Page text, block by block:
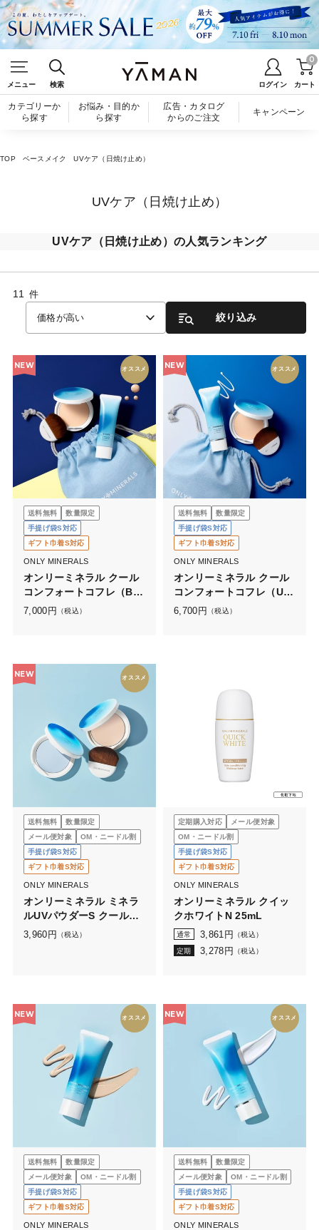
メニュー 検索 ログイン カート
0
カテゴリーか
ら探す
お悩み・目的か
ら探す
広告・カタログ
からのご注文
キャンペーン
TOP ベースメイク UVケア（日焼け止め）
UVケア（日焼け止め）
UVケア（日焼け止め）の人気ランキング
11 件
価格が高い 絞り込み
NEW オススメ
送料無料
数量限定
手提げ袋S対応
ギフト巾着S対応
ONLY MINERALS
オンリーミネラル クール
コンフォートコフレ（BB
クリーム）
7,000 円 （税込）
NEW オススメ
送料無料
数量限定
手提げ袋S対応
ギフト巾着S対応
ONLY MINERALS
オンリーミネラル クール
コンフォートコフレ（UV
クリーム）
6,700 円 （税込）
NEW オススメ
送料無料
数量限定
メール便対象
OM・ニードル割
手提げ袋S対応
ギフト巾着S対応
ONLY MINERALS
オンリーミネラル ミネラ
ルUVパウダーS クールコ
ンフォート
3,960 円 （税込）
定期購入対応
メール便対象
OM・ニードル割
手提げ袋S対応
ギフト巾着S対応
ONLY MINERALS
オンリーミネラル クイッ
クホワイトN 25mL
通常 3,861 円 （税込）
定期 3,278 円 （税込）
NEW オススメ
送料無料
数量限定
メール便対象
OM・ニードル割
手提げ袋S対応
ギフト巾着S対応
ONLY MINERALS
NEW オススメ
送料無料
数量限定
メール便対象
OM・ニードル割
手提げ袋S対応
ギフト巾着S対応
ONLY MINERALS